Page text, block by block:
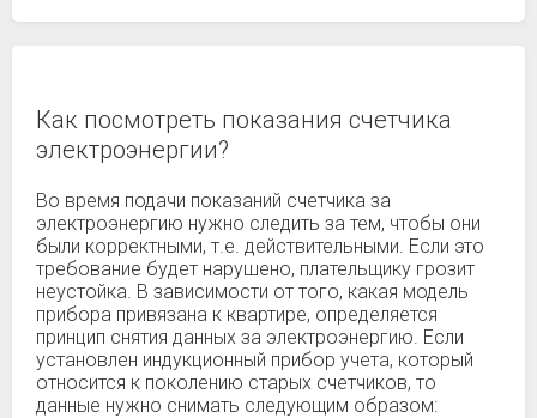
Как посмотреть показания счетчика
электроэнергии?
Во время подачи показаний счетчика за
электроэнергию нужно следить за тем, чтобы они
были корректными, т.е. действительными. Если это
требование будет нарушено, плательщику грозит
неустойка. В зависимости от того, какая модель
прибора привязана к квартире, определяется
принцип снятия данных за электроэнергию. Если
установлен индукционный прибор учета, который
относится к поколению старых счетчиков, то
данные нужно снимать следующим образом: